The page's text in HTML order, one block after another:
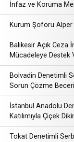
İnfaz ve Koruma
Kurum Şoförü Alper
Balıkesir Açık Ceza
Mücadeleye Destek
Bolvadin Denetimli
Sorun Çözme
İstanbul Anadolu
Katılımıyla Çiçek
Tokat Denetimli